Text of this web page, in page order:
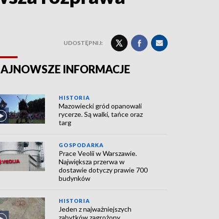
UDOSTĘPNIJ:
INFORMACJE
HISTORIA
Mazowiecki gród opanowali
rycerze. Są walki, tańce oraz
targ
GOSPODARKA
Prace Veolii w Warszawie.
Największa przerwa w
dostawie dotyczy prawie 700
budynków
HISTORIA
Jeden z najważniejszych
zabytków zagrożony.